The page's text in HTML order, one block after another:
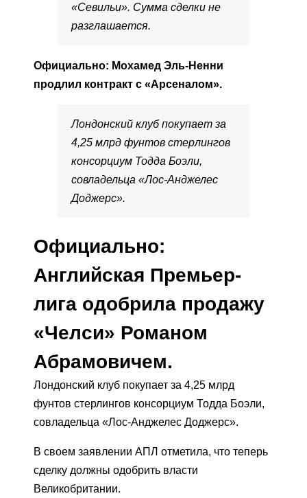
«Севильи». Сумма сделки не
разглашается.
Официально: Мохамед Эль-Ненни
продлил контракт с «Арсеналом».
Лондонский клуб покупает за
4,25 млрд фунтов стерлингов
консорциум Тодда Боэли,
совладельца «Лос-Анджелес
Доджерс».
Официально:
Английская Премьер-
лига одобрила продажу
«Челси» Романом
Абрамовичем.
Лондонский клуб покупает за 4,25 млрд
фунтов стерлингов консорциум Тодда Боэли,
совладельца «Лос-Анджелес Доджерс».
В своем заявлении АПЛ отметила, что теперь
сделку должны одобрить власти
Великобритании.